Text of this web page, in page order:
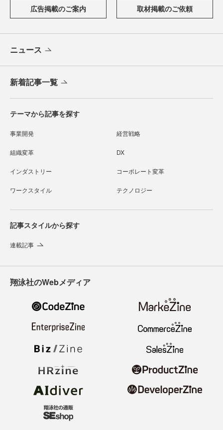
広告掲載のご案内 取材掲載のご依頼
ニュース
新着記事一覧
テーマから記事を探す
事業開発 経営戦略
組織変革 DX
インダストリー コーポレート変革
ワークスタイル テクノロジー
記事スタイルから探す
連載記事
翔泳社のWebメディア